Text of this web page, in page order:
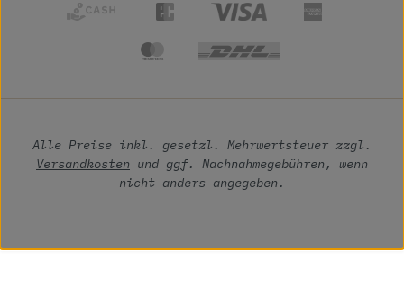
Alle Preise inkl. gesetzl. Mehrwertsteuer zzgl.
Versandkosten und ggf. Nachnahmegebühren, wenn
nicht anders angegeben.